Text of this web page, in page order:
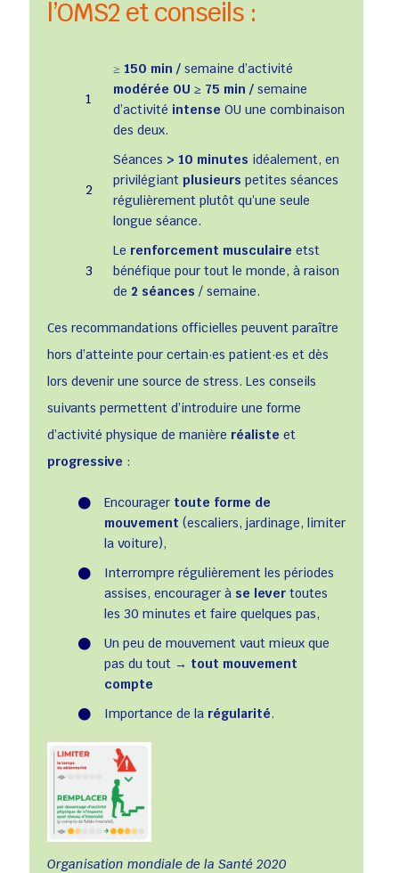
l’OMS2 et conseils :
1
≥ 150 min /semaine d’activité
modérée OU ≥ 75 min /semaine
d’activité intense OU une combinaison
des deux.
2
Séances > 10 minutes idéalement, en
privilégiant plusieurs petites séances
régulièrement plutôt qu’une seule
longue séance.
3
Le renforcement musculaire etst
bénéfique pour tout le monde, à raison
de 2 séances / semaine.
Ces recommandations officielles peuvent paraître
hors d’atteinte pour certain·es patient·es et dès
lors devenir une source de stress. Les conseils
suivants permettent d’introduire une forme
d’activité physique de manière réaliste et
progressive :
Encourager toute forme de
mouvement (escaliers, jardinage, limiter
la voiture),
Interrompre régulièrement les périodes
assises, encourager à se levertoutes
les 30 minutes et faire quelques pas,
Un peu de mouvement vaut mieux que
pas du tout → tout mouvement
compte
Importance de la régularité.
Organisation mondiale de la Santé 2020